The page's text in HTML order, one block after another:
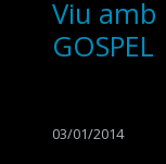
Viu
GOSPEL
03/01/2014